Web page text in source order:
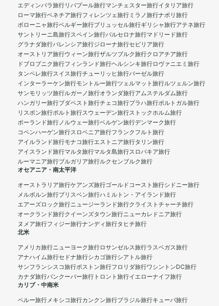
エディンバラ旅行リバプール旅行マンチェスター旅行イタリア旅行
ローマ旅行ベネチア旅行フィレンツェ旅行 ミラノ旅行ナポリ旅行
ボローニャ旅行ベルギー旅行ブリュッセル旅行ギリシャ旅行アテネ旅行
サントリーニ島旅行スペイン旅行バルセロナ旅行マドリード旅行
グラナダ旅行バレンシア旅行ジローナ旅行セビリア旅行
オーストリア旅行ウィーン旅行ザルツブルク旅行クロアチア旅行
ドブロブニク旅行フィンランド旅行ヘルシンキ旅行ロヴァニエミ旅行
タンペレ旅行スイス旅行チューリッヒ旅行バーゼル旅行
インターラーケン旅行モントルー旅行ツェルマット旅行ルツェルン旅行
サンモリッツ旅行ルガーノ旅行オランダ旅行アムステルダム旅行
ハンガリー旅行ブダペスト旅行チェコ旅行プラハ旅行ポルトガル旅行
リスボン旅行ポルト旅行スウェーデン旅行ストックホルム旅行
ポーランド旅行ノルウェー旅行ベルゲン旅行デンマーク旅行
コペンハーゲン旅行スロベニア旅行フランクフルト旅行
アイルランド旅行モナコ旅行エストニア旅行タリン旅行
アイスランド旅行マルタ旅行マルタ島旅行スロバキア旅行
ルーマニア旅行ブルガリア旅行ルクセンブルク旅行
オセアニア・南太平洋
オーストラリア旅行ケアンズ旅行ゴールドコースト旅行シドニー旅行
メルボルン旅行ブリスベン旅行ハミルトン・アイランド旅行
エアーズロック旅行ニュージーランド旅行クライストチャーチ旅行
オークランド旅行クイーンズタウン旅行ニューカレドニア旅行
ヌメア旅行フィジー旅行ナンディ旅行タヒチ旅行
北米
アメリカ旅行ニューヨーク旅行ロサンゼルス旅行ラスベガス旅行
アナハイム旅行セドナ旅行シカゴ旅行シアトル旅行
サンフランシスコ旅行ボストン旅行フロリダ旅行ワシントンDC旅行
カナダ旅行バンクーバー旅行 トロント旅行イエローナイフ旅行
カリブ・中南米
ペルー旅行メキシコ旅行カンクン旅行ブラジル旅行キューバ旅行